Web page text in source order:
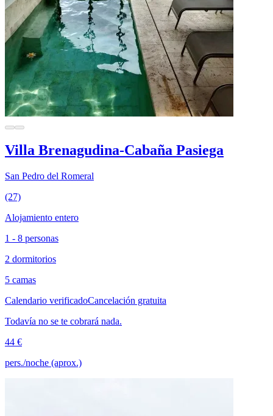
Villa Brenagudina-Cabaña Pasiega
San Pedro del Romeral
(27)
Alojamiento entero
1 - 8 personas
2 dormitorios
5 camas
Calendario verificadoCancelación gratuita
Todavía no se te cobrará nada.
44 €
pers./noche (aprox.)